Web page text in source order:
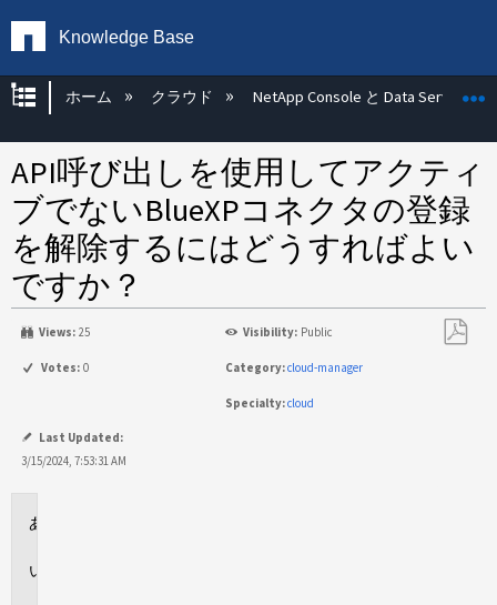
Knowledge Base
グローバル階層を展開/折りたたむ
ホーム クラウド NetApp Console と Data Services
API呼び出しを使用してアクティ
ブでないBlueXPコネクタの登録
を解除するにはどうすればよい
ですか？
Views: 25 Visibility: Public
Votes: 0 Category:cloud-manager
Specialty:cloud
Last Updated:
3/15/2024, 7:53:31 AM